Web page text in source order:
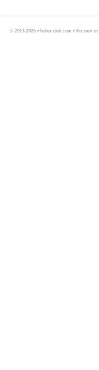
© 2013-2026 • fisher-club.com • Хостинг от